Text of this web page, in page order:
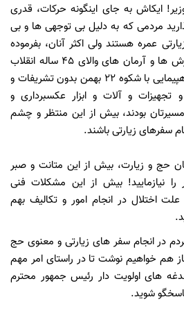
ایکاش به جای اینگونه حرکات، قدری
مردمی که به دلیل بی توجهی ها و بی
عمره هستند ولی اکثر آنان، بفرموده
ولی امرشان و پاسداری از ارزش ها و آرمان های والای 45 ساله انقلاب
شکوهمند ایران اسلامی در راهپیمایی با شکوه ۲۲ بهمن بدون تشریفات و
و آلات و ابزار عکسبرداری و
بودند، بیش از این منتظر و چشم
سفرهای زیارتی باشند.
حج و زیارت، بیش از این متانت و صبر
نیازمایید! بیش از این مشکلات فنی
علت اختلال در انجام امور و تکالیف بهم
در انجام سفر های زیارتی و معنوی حج
هم خواهیم نوشت تا در راستای امر مهم
های اولویت دار رئیس جمهور محترم
شوید.